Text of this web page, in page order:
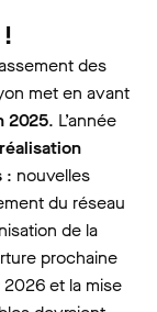
des
met en avant
2025. L’année
réalisation
: nouvelles
du réseau
de la
prochaine
2026 et la mise